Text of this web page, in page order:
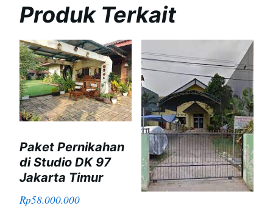
Produk Terkait
Paket Pernikahan
di Studio DK 97
Jakarta Timur
Rp58.000.000